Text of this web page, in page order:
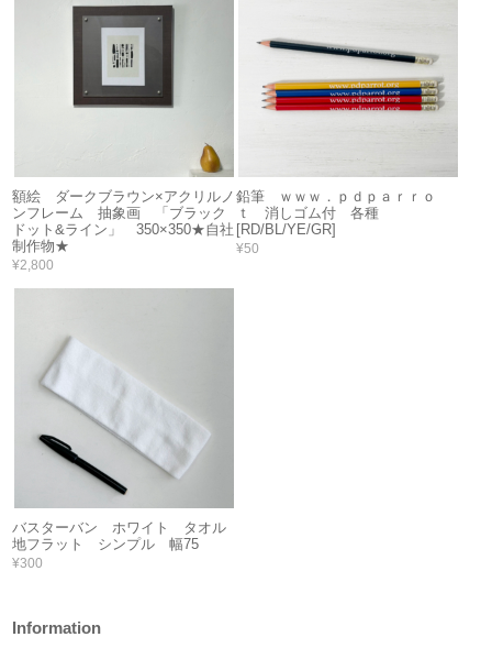
額絵 ダークブラウン×アクリルノ
ンフレーム 抽象画 「ブラック
ドット&ライン」 350×350★自社
制作物★
¥2,800
鉛筆 ｗｗｗ．ｐｄｐａｒｒｏ
ｔ 消しゴム付 各種
[RD/BL/YE/GR]
¥50
バスターバン ホワイト タオル
地フラット シンプル 幅75
¥300
Information